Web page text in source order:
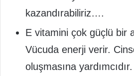
kazandırabiliriz….
E vitamini çok güçlü bir
Vücuda enerji verir.
oluşmasına yardımcıdır.